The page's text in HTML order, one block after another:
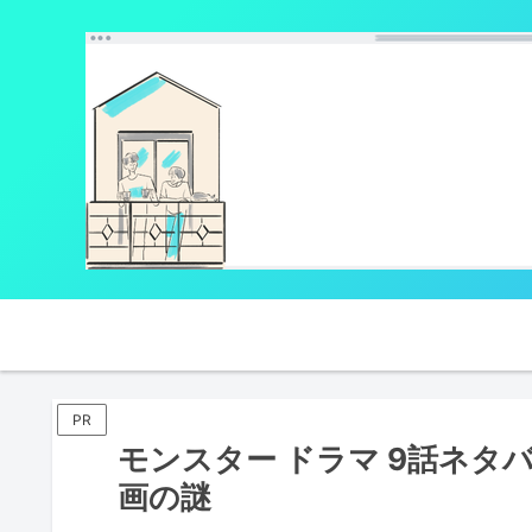
PR
モンスター ドラマ 9話ネタ
画の謎